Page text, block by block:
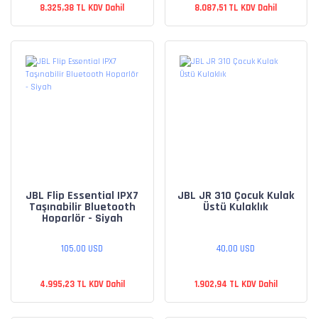
8.325,38 TL KDV Dahil 8.087,51 TL KDV Dahil
JBL Flip Essential IPX7
Taşınabilir Bluetooth
Hoparlör - Siyah
105,00 USD
4.995,23 TL KDV Dahil
JBL JR 310 Çocuk Kulak
Üstü Kulaklık
40,00 USD
1.902,94 TL KDV Dahil